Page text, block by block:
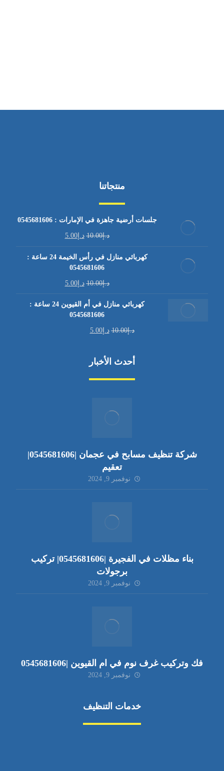
منتجاتنا
جلسات أرضية جاهزة في الإمارات : 0545681606
د.إ10.00 د.إ5.00
كهربائي منازل في رأس الخيمة 24 ساعة :
0545681606
د.إ10.00 د.إ5.00
كهربائي منازل في أم القيوين 24 ساعة :
0545681606
د.إ10.00 د.إ5.00
أحدث الأخبار
شركة تنظيف مسابح في عجمان |0545681606|
تعقيم
نوفمبر 9, 2024
بناء مظلات في الفجيرة |0545681606| تركيب
برجولات
نوفمبر 9, 2024
فك وتركيب غرف نوم في ام القيوين |0545681606
نوفمبر 9, 2024
خدمات التنظيف